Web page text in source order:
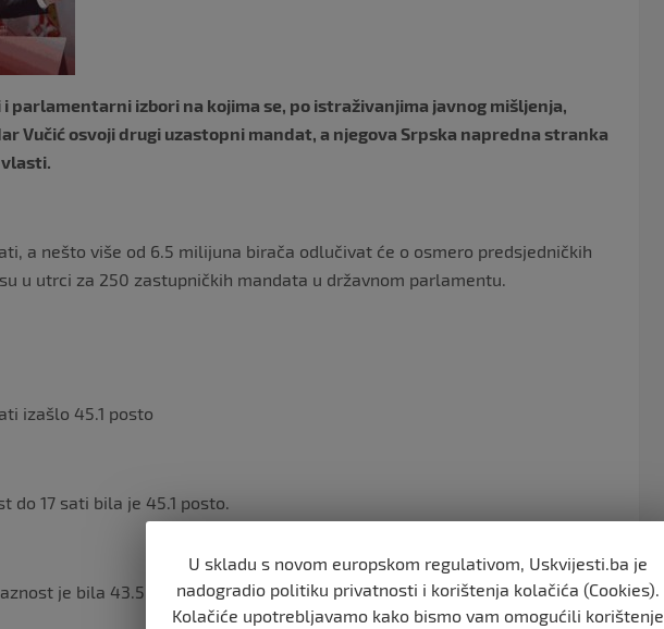
k
i parlamentarni izbori na kojima se, po istraživanjima javnog mišljenja,
Vučić osvoji drugi uzastopni mandat, a njegova Srpska napredna stranka
vlasti.
a nešto više od 6.5 milijuna birača odlučivat će o osmero predsjedničkih
u utrci za 250 zastupničkih mandata u državnom parlamentu.
izašlo 45.1 posto
do 17 sati bila je 45.1 posto.
je bila 43.5 posto.
U skladu s novom europskom regulativom, Uskvijesti.ba je
nadogradio politiku privatnosti i korištenja kolačića (Cookies).
Kolačiće upotrebljavamo kako bismo vam omogućili korištenje